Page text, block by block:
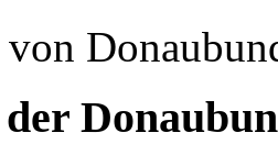
von
der